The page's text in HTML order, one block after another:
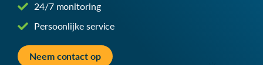
24/7 monitoring
Persoonlijke service
Neem contact op